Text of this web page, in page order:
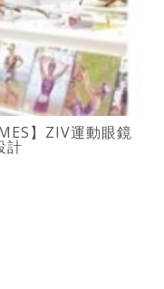
】ZIV運動眼鏡
計